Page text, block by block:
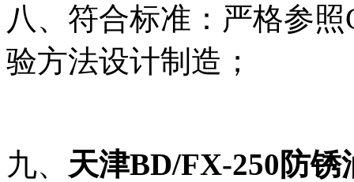
八、符合标准：严格参
验方法设计制造；
九、 天津BD/FX-250防锈